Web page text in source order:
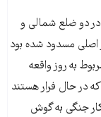
در دو ضلع شمالی و
اصلی مسدود شده بود
به روز واقعه
در حال فرار هستند
جنگی به گوش